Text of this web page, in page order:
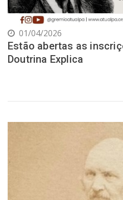
01/04/2026
Estão abertas as
Doutrina Explica